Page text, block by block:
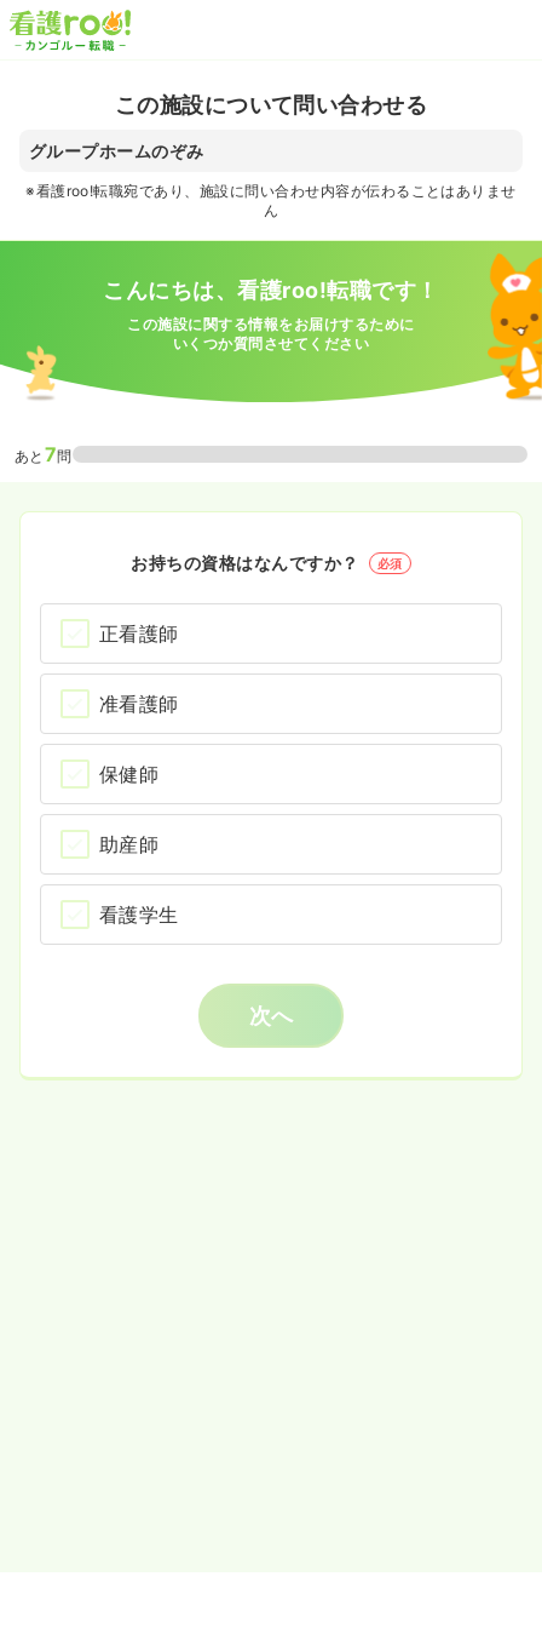
この施設について問い合わせる
グループホームのぞみ
※看護roo!転職宛であり、施設に問い合わせ内容が伝わることはありませ
ん
こんにちは、看護roo!転職です！
この施設に関する情報をお届けするために
いくつか質問させてください
あと 7問
お持ちの資格はなんですか？ 必須
正看護師
准看護師
保健師
助産師
看護学生
次へ